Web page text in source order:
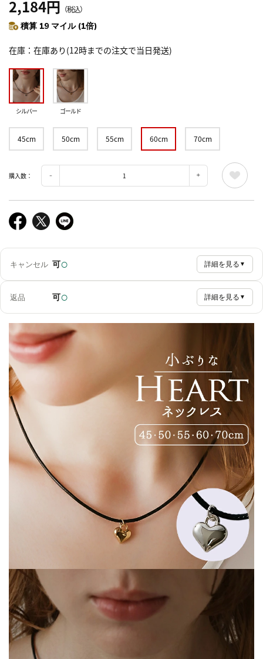
2,184円 （税込）
積算 19 マイル (1倍)
在庫 在庫あり(12時までの注文で当日発送)
シルバー ゴールド
45cm 50cm 55cm 60cm 70cm
購入数：
キャンセル 可○ 詳細を見る ▼
返品 可○ 詳細を見る ▼